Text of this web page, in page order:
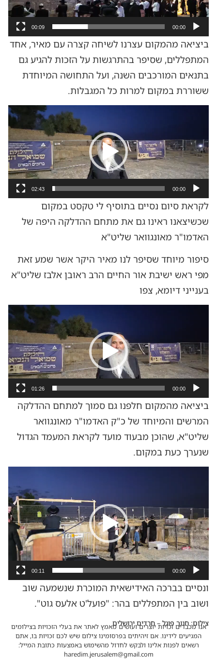
00:00
00:09
ביציאה מהמקום עצרנו לשיחה קצרה עם מאיר, אחד
המתפללים, שסיפר בהתרגשות על הזכות להגיע גם
בתנאים המורכבים השנה, ועל התחושה המיוחדת
ששוררת במקום למרות כל המגבלות.
00:00
02:43
לקראת סיום נסיים בתוסיף לי טקסט במקום
שכשיצאנו ראינו גם את מתחם ההדלקה היפה של
האדמו"ר מאונגוואר שליט"א
סיפור מיוחד שסיפר לנו מאיר היקר אשר שמע זאת
מפי ראש ישיבת אור החיים הרב ראובן אלבז שליט"א
בענייני דיומא, צפו
00:00
01:26
ביציאה מהמקום חלפנו גם סמוך למתחם ההדלקה
המרשים והמיוחד של כ"ק האדמו"ר מאונגוואר
שליט"א, שהוכן מבעוד מועד לקראת המעמד הגדול
שנערך כעת במקום.
00:00
00:11
ונסיים בברכה האידישאית המוכרת שנשמעה שוב
ושוב בין המתפללים בהר: "פועל'ט אלעס גוט".
צילום: חנוך פוגל – חרדים ירושלים
אנו מכבדים זכויות יוצרים ועושים מאמץ לאתר את בעלי הזכויות בצילומים
המגיעים לידינו. אם זיהיתים בפרסומינו צילום שיש לכם זכויות בו, אתם
רשאים לפנות אלינו ולבקש לחדול מהשימוש באמצעות כתובת המייל:
haredim.jerusalem@gmail.com